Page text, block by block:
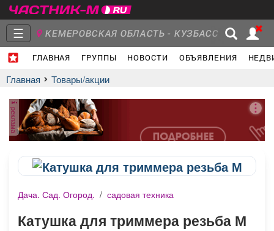
☰ КЕМЕРОВСКАЯ ОБЛАСТЬ - КУЗБАСС
ГЛАВНАЯ ГРУППЫ НОВОСТИ ОБЪЯВЛЕНИЯ
Главная
Объявления Недвижимость Услуги
Главная Товары/акции
реклама
Дача. Сад. Огород. / садовая техника
Катушка для триммера резьба М